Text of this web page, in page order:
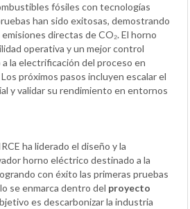
fósiles con tecnologías
han sido exitosas, demostrando
directas de CO₂. El horno
operativa y un mejor control
la electrificación del proceso en
próximos pasos incluyen escalar el
y validar su rendimiento en entornos
ha liderado el diseño y la
horno eléctrico destinado a la
con éxito las primeras pruebas
se enmarca dentro del proyecto
es descarbonizar la industria